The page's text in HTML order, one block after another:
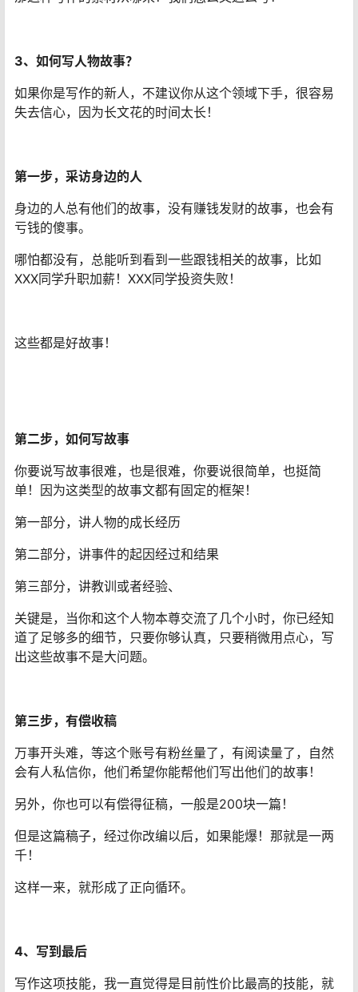
3、如何写人物故事？
如果你是写作的新人，不建议你从这个领域下手，很容易
失去信心，因为长文花的时间太长！
第一步，采访身边的人
身边的人总有他们的故事，没有赚钱发财的故事，也会有
亏钱的傻事。
哪怕都没有，总能听到看到一些跟钱相关的故事，比如
XXX同学升职加薪！XXX同学投资失败！
这些都是好故事！
第二步，如何写故事
你要说写故事很难，也是很难，你要说很简单，也挺简
单！因为这类型的故事文都有固定的框架！
第一部分，讲人物的成长经历
第二部分，讲事件的起因经过和结果
第三部分，讲教训或者经验、
关键是，当你和这个人物本尊交流了几个小时，你已经知
道了足够多的细节，只要你够认真，只要稍微用点心，写
出这些故事不是大问题。
第三步，有偿收稿
万事开头难，等这个账号有粉丝量了，有阅读量了，自然
会有人私信你，他们希望你能帮他们写出他们的故事！
另外，你也可以有偿得征稿，一般是200块一篇！
但是这篇稿子，经过你改编以后，如果能爆！那就是一两
千！
这样一来，就形成了正向循环。
4、写到最后
写作这项技能，我一直觉得是目前性价比最高的技能，就